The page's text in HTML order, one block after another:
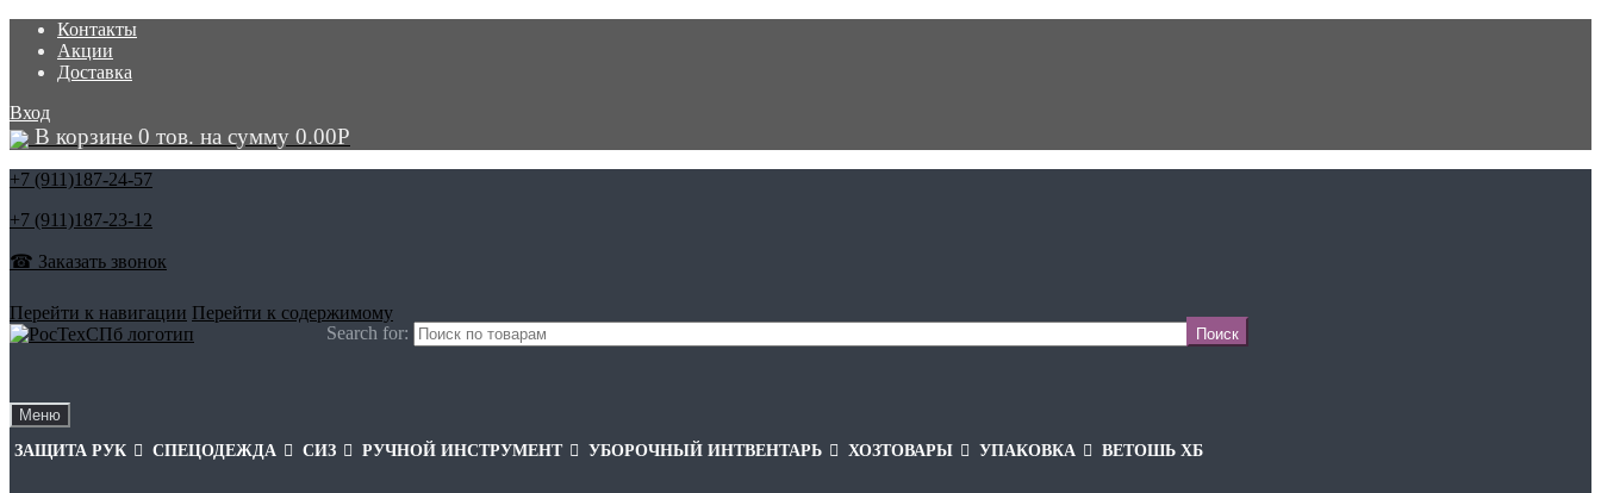
Контакты
Акции
Доставка
Вход
В корзине 0 тов. на сумму 0.00Р
+7 (911)187-24-57
+7 (911)187-23-12
☎ Заказать звонок
Search for:
Перейти к навигации Перейти к содержимому
Меню
ЗАЩИТА РУК
СПЕЦОДЕЖДА СИЗ РУЧНОЙ ИНСТРУМЕНТ УБОРОЧНЫЙ ИНТВЕНТАРЬ ХОЗТОВАРЫ УПАКОВКА ВЕТОШЬ ХБ